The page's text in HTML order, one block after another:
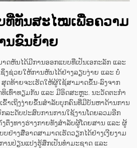
ທີ່ທັນສະໄໝເພື່ອຄວາມ
ນຂົນຍ້າຍ
ດຫັນໄດ້ມີການອອກແບບທີ່ເປັນເອກະລັກ ແລະ
ງຊ່ວຍໃຫ້ການຫັນໄດ້ຢ່າງລຽບງ່າຍ ແລະ ບໍ່
ດທ້າຍຈະເຮັດໃຫ້ຜູ້ໃຊ້ສາມາດຂຶ້ນ-ລົງຈາກ
ເທົ່າທຽມກັນ ແລະ ມີອິດສະຫຼະ. ນະວັດຕະກຳ
ຂົ້າເຖິງງ່າຍຂຶ້ນສຳລັບບຸກຄົນທີ່ມີບັນຫາດ້ານການ
ກລະດັບປະສົບການການໃຊ້ງານໂດຍລວມອີກ
ຕຶງທາງຮ່າງກາຍທັງສຳລັບຜູ້ໂດຍສານ ແລະ ຜູ້
ຢ່າງສື່ອາດສາມາດເຮັດວຽກໄດ້ຢ່າງເງີຍງາມ
ານປ່ຽນແປງຮູ້ສຶກເປັນທຳມະຊາດ ແລະ